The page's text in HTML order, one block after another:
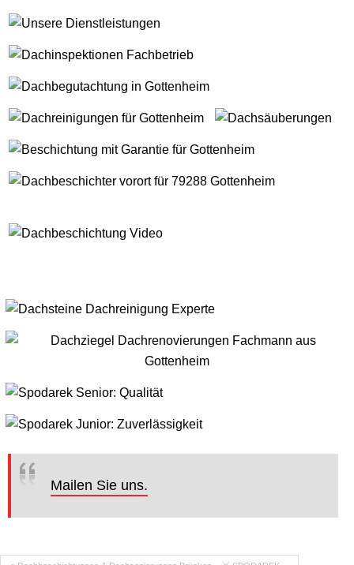
Mailen Sie uns.